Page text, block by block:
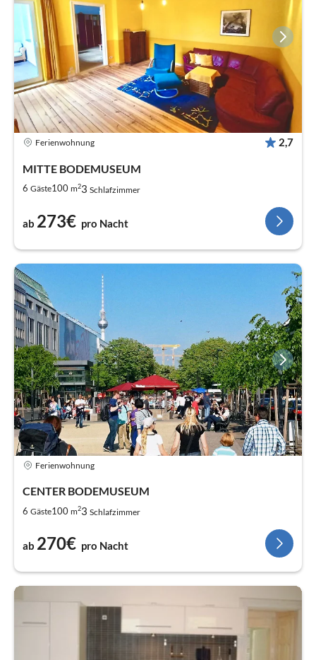
Ferienwohnung 2,7
MITTE BODEMUSEUM
6 Gäste100 m23 Schlafzimmer
ab 273€ pro Nacht
Ferienwohnung
CENTER BODEMUSEUM
6 Gäste100 m23 Schlafzimmer
ab 270€ pro Nacht